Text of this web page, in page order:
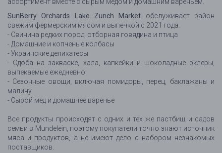
SunBerry Orchards Lake Zurich Market обслуживает район
свежим фермерским мясом и выпечкой с 2021 года.
- Свинина редких пород, отборная говядина и птица
- Домашние и копченые колбасы
- Украинские деликатесы
- Сдоба на закваске, хала, капкейки и шоколадные эклеры,
выпекаемые ежедневно
- Сезонные овощи, включая помидоры, перец, баклажаны и
малину
- Сырой мед и домашнее варенье
Все продукты происходят с одних и тех же пастбищ и садов
семьи в Mundelein, поэтому покупатели точно знают источник
мяса и продуктов, а не имеют дело с набором незнакомых
поставщиков.